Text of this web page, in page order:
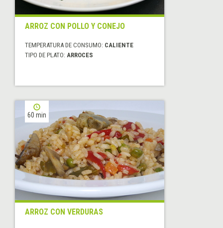
ARROZ CON POLLO Y CONEJO
TEMPERATURA DE CONSUMO: CALIENTE
TIPO DE PLATO: ARROCES
60 min
ARROZ CON VERDURAS